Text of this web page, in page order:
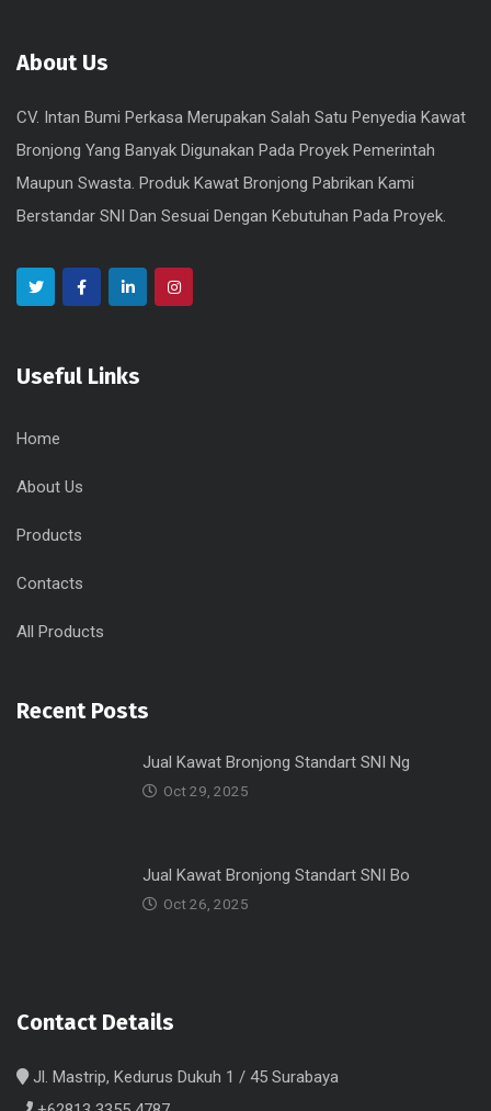
About Us
CV. Intan Bumi Perkasa Merupakan Salah Satu Penyedia Kawat
Bronjong Yang Banyak Digunakan Pada Proyek Pemerintah
Maupun Swasta. Produk Kawat Bronjong Pabrikan Kami
Berstandar SNI Dan Sesuai Dengan Kebutuhan Pada Proyek.
Useful Links
Home
About Us
Products
Contacts
All Products
Recent Posts
Jual Kawat Bronjong Standart SNI Ng
Oct 29, 2025
Jual Kawat Bronjong Standart SNI Bo
Oct 26, 2025
Contact Details
Jl. Mastrip, Kedurus Dukuh 1 / 45 Surabaya